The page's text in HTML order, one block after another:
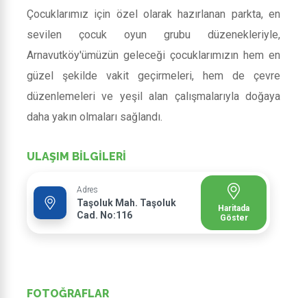
Çocuklarımız için özel olarak hazırlanan parkta, en
sevilen çocuk oyun grubu düzenekleriyle,
Arnavutköy'ümüzün geleceği çocuklarımızın hem en
güzel şekilde vakit geçirmeleri, hem de çevre
düzenlemeleri ve yeşil alan çalışmalarıyla doğaya
daha yakın olmaları sağlandı.
ULAŞIM BİLGİLERİ
Adres
Taşoluk Mah. Taşoluk
Cad. No:116
Haritada
Göster
FOTOĞRAFLAR